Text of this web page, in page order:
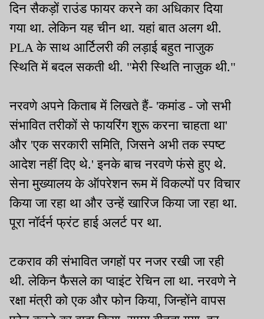
दिन सैकड़ों राउंड फायर करने का अधिकार दिया
गया था. लेकिन यह चीन था. यहां बात अलग थी.
PLA के साथ आर्टिलरी की लड़ाई बहुत नाजुक
स्थिति में बदल सकती थी. "मेरी स्थिति नाज़ुक थी."
नरवणे अपने किताब में लिखते हैं- 'कमांड - जो सभी
संभावित तरीकों से फायरिंग शुरू करना चाहता था'
और 'एक सरकारी समिति, जिसने अभी तक स्पष्ट
आदेश नहीं दिए थे.' इनके बाच नरवणे फंसे हुए थे.
सेना मुख्यालय के ऑपरेशन रूम में विकल्पों पर विचार
किया जा रहा था और उन्हें खारिज किया जा रहा था.
पूरा नॉर्दर्न फ्रंट हाई अलर्ट पर था.
टकराव की संभावित जगहों पर नजर रखी जा रही
थी. लेकिन फैसले का प्वाइंट रेचिन ला था. नरवणे ने
रक्षा मंत्री को एक और फोन किया, जिन्होंने वापस